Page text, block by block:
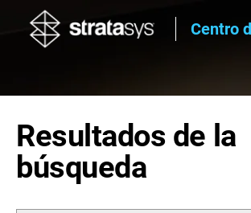
Centro
Resultados de la
búsqueda